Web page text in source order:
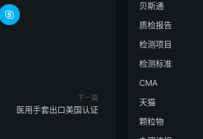

下一篇
医用手套出口美国认证
贝斯通
质检报告
检测项目
检测标准
CMA
天猫
颗粒物